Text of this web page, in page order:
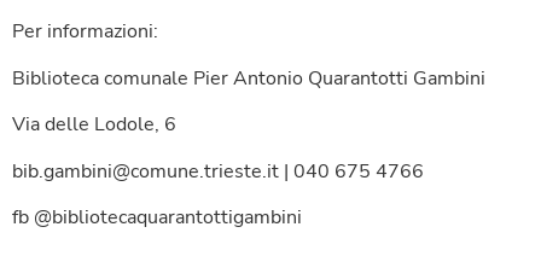
Per informazioni:
Biblioteca comunale Pier Antonio Quarantotti Gambini
Via delle Lodole, 6
bib.gambini@comune.trieste.it | 040 675 4766
fb @bibliotecaquarantottigambini